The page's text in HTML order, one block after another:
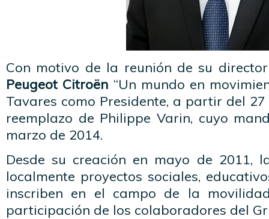
Con motivo de la reunión de su
Peugeot Citroën “Un mundo en
Tavares como Presidente, a partir del
reemplazo de Philippe Varin, cuyo
marzo de 2014.
Desde su creación en mayo de 2011,
localmente proyectos sociales,
inscriben en el campo de la
participación de los colaboradores del